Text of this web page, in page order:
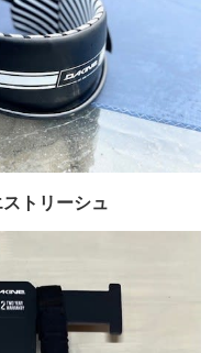
トリーシュ